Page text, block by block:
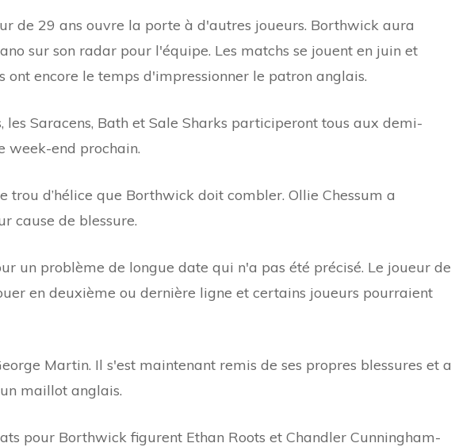
de 29 ans ouvre la porte à d'autres joueurs. Borthwick aura
sur son radar pour l'équipe. Les matchs se jouent en juin et
ont encore le temps d'impressionner le patron anglais.
les Saracens, Bath et Sale Sharks participeront tous aux demi-
week-end prochain.
trou d’hélice que Borthwick doit combler. Ollie Chessum a
cause de blessure.
un problème de longue date qui n'a pas été précisé. Le joueur de
en deuxième ou dernière ligne et certains joueurs pourraient
Martin. Il s'est maintenant remis de ses propres blessures et a
maillot anglais.
pour Borthwick figurent Ethan Roots et Chandler Cunningham-